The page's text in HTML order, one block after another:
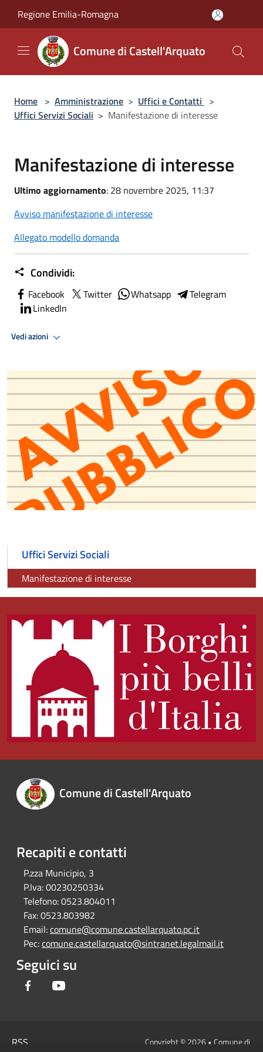
Regione Emilia-Romagna
Comune di Castell'Arquato
Home > Amministrazione > Uffici e Contatti >
Uffici Servizi Sociali > Manifestazione di interesse
Manifestazione di interesse
Ultimo aggiornamento: 28 novembre 2025, 11:37
Avviso manifestazione di interesse
Allegato modello domanda
Condividi:
Facebook Twitter Whatsapp
Telegram
LinkedIn
Vedi azioni
Uffici Servizi Sociali
Manifestazione di interesse
Comune di Castell'Arquato
Recapiti e contatti
P.zza Municipio, 3
P.Iva:00230250334
Telefono:0523.804011
Fax:0523.803982
Email:comune@comune.castellarquato.pc.it
Pec:comune.castellarquato@sintranet.legalmail.it
Seguici su
Facebook
RSS
Copyright © 2026 • Comune di